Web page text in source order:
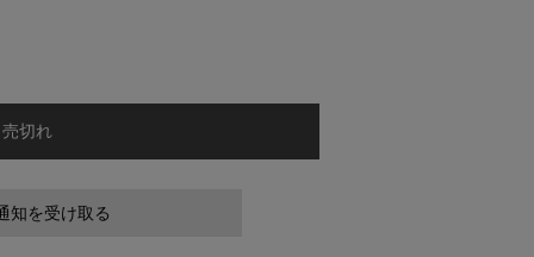
売切れ
知を受け取る